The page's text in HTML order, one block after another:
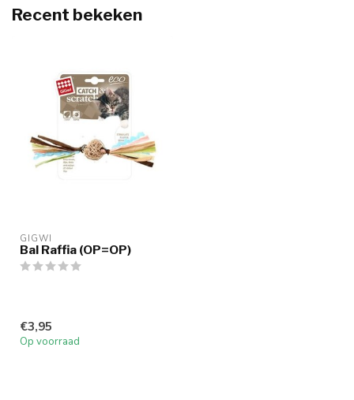
Recent bekeken
GIGWI
Bal Raffia (OP=OP)
€3,95
Op voorraad